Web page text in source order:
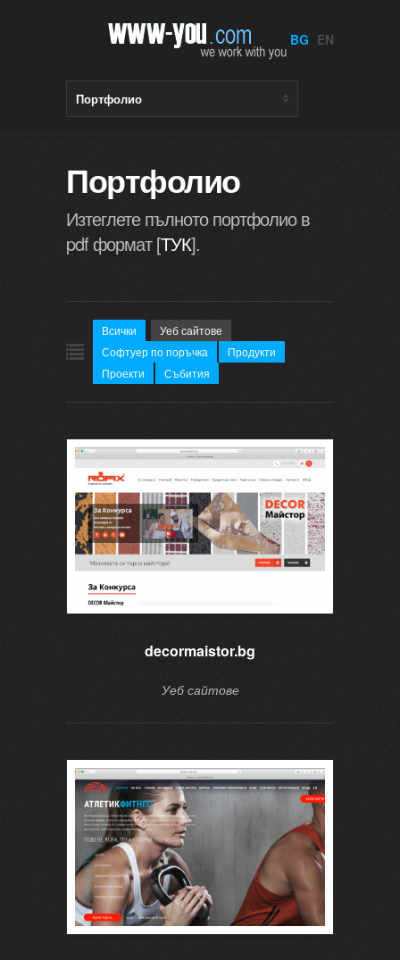
BG EN
Портфолио
Изтеглете пълното портфолио в
pdf формат [ТУК].
Всички
Уеб сайтове
Софтуер по поръчка
Продукти
Проекти
Събития
decormaistor.bg
Уеб сайтове